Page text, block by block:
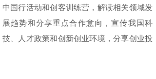
中国行活动和创客训练营，解读相关领域发
展趋势和分享重点合作意向，宣传我国科
技、人才政策和创新创业环境，分享创业投